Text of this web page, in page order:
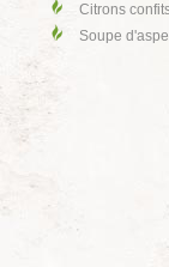
Citrons
Soupe